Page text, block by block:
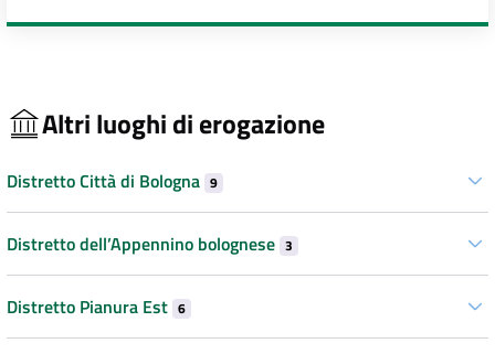
Altri luoghi di erogazione
Distretto Città di Bologna 9
Distretto dell’Appennino bolognese 3
Distretto Pianura Est 6